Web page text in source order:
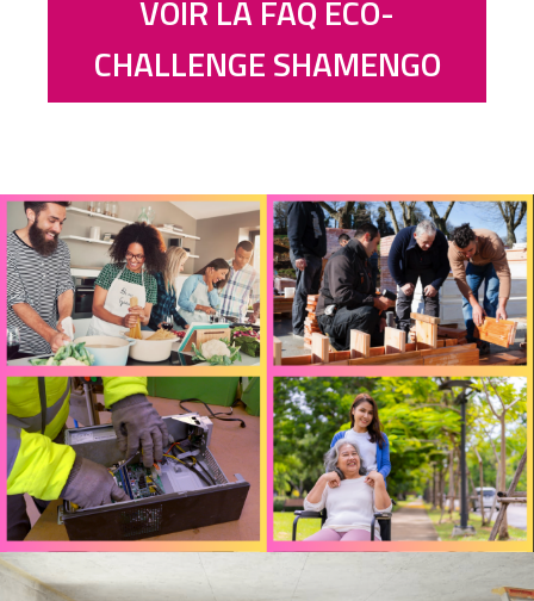
VOIR LA FAQ ÉCO-
CHALLENGE SHAMENGO